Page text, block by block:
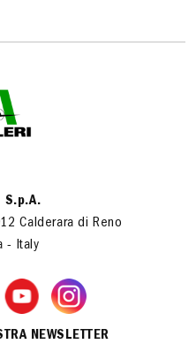
S.p.A.
Calderara di Reno
- Italy
NEWSLETTER